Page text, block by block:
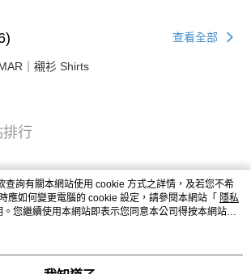
查看全部
｜襯衫 Shirts
排行
查詢有關本網站使用 cookie 方式之詳情，及若您不希
應如何變更電腦的 cookie 設定，請參閱本網站「 隱私
。您繼續使用本網站即表示您同意本公司得按本網站使
cookie。